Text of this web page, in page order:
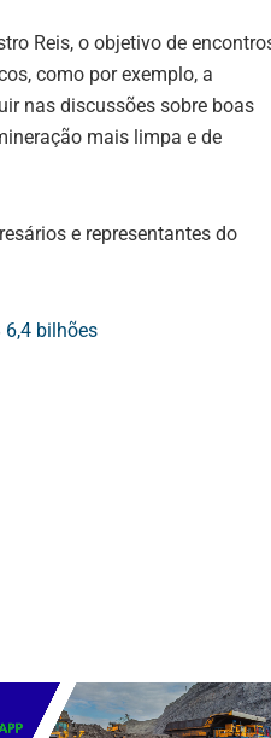
Reis, o objetivo de
como por exemplo, a
nas discussões sobre boas
mais limpa e de
e representantes do
6,4 bilhões